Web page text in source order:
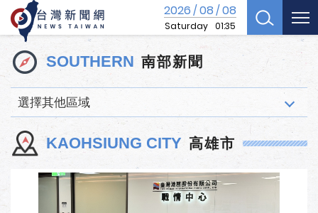
2026/08/08
Saturday 01:35
SOUTHERN 南部新聞
選擇其他區域
KAOHSIUNG CITY 高雄市